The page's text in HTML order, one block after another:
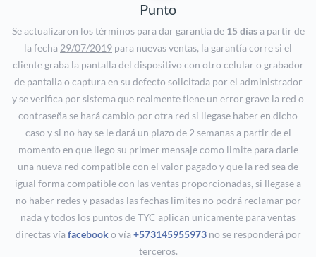
Punto
Se actualizaron los términos para dar garantía de 15 díasa partir de
la fecha 29/07/2019 para nuevas ventas, la garantía corre si el
cliente graba la pantalla del dispositivo con otro celular o grabador
de pantalla o captura en su defecto solicitada por el administrador
y se verifica por sistema que realmente tiene un error grave la red o
contraseña se hará cambio por otra red si llegase haber en dicho
caso y si no hay se le dará un plazo de 2 semanas a partir de el
momento en que llego su primer mensaje como limite para darle
una nueva red compatible con el valor pagado y que la red sea de
igual forma compatible con las ventas proporcionadas, si llegase a
no haber redes y pasadas las fechas limites no podrá reclamar por
nada y todos los puntos de TYC aplican unicamente para ventas
directas vía facebook o vía +573145955973no se responderá por
terceros.